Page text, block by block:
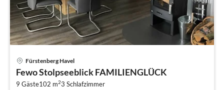
Fürstenberg Havel
Fewo Stolpseeblick FAMILIENGLÜCK
9 Gäste102 m23 Schlafzimmer